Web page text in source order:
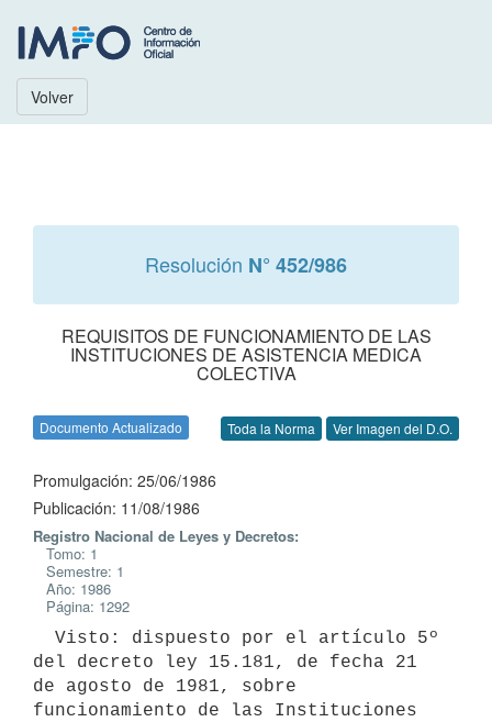
Volver
Resolución N° 452/986
REQUISITOS DE FUNCIONAMIENTO DE LAS
INSTITUCIONES DE ASISTENCIA MEDICA
COLECTIVA
Documento Actualizado Toda la Norma Ver Imagen del D.O.
Promulgación: 25/06/1986
Publicación: 11/08/1986
Registro Nacional de Leyes y Decretos:
Tomo: 1
Semestre: 1
Año: 1986
Página: 1292
del decreto ley 15.181, de fecha 21
de agosto de 1981, sobre
funcionamiento de las Instituciones